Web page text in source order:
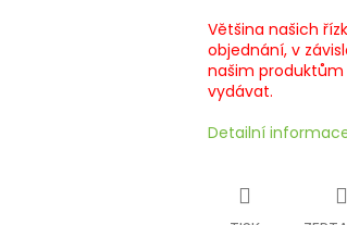
Většina našich
objednání, v
našim produktům
vydávat.
Detailní